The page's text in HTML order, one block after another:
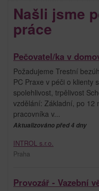
Našli jsme
práce
Pečovatel/ka v
Požadujeme Trestní
PC Praxe v péči o klienty
spolehlivost, trpělivost
vzdělání: Základní, po 12
pracovníka v...
Aktualizováno před 4 dny
INTROL s.r.o.
Praha
Provozář - Vazební